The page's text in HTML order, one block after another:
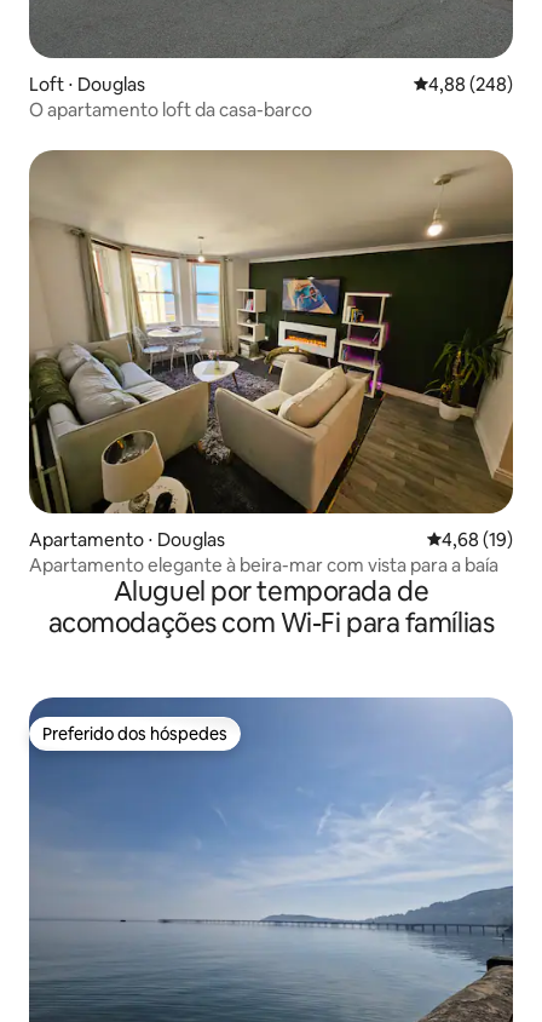
Loft ⋅ Douglas 4,88 de uma
4,88 (248)
O apartamento loft da casa-barco
Apartamento ⋅ Douglas 4,68 de uma
4,68 (19)
Apartamento elegante à beira-mar com vista para a baía
Aluguel por temporada de
acomodações com Wi-Fi para famílias
Preferido dos hóspedes
Preferido dos hóspedes